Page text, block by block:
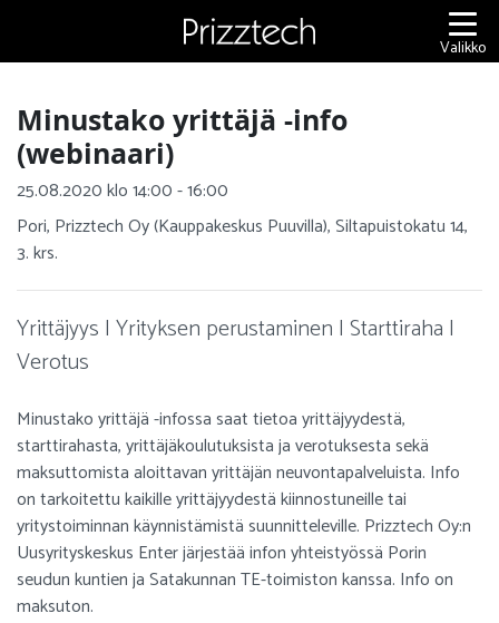
Valikko
Minustako yrittäjä -info
(webinaari)
25.08.2020 klo 14:00 - 16:00
Pori, Prizztech Oy (Kauppakeskus Puuvilla), Siltapuistokatu 14,
3. krs.
Yrittäjyys | Yrityksen perustaminen | Starttiraha |
Verotus
Minustako yrittäjä -infossa saat tietoa yrittäjyydestä,
starttirahasta, yrittäjäkoulutuksista ja verotuksesta sekä
maksuttomista aloittavan yrittäjän neuvontapalveluista. Info
on tarkoitettu kaikille yrittäjyydestä kiinnostuneille tai
yritystoiminnan käynnistämistä suunnitteleville. Prizztech Oy:n
Uusyrityskeskus Enter järjestää infon yhteistyössä Porin
seudun kuntien ja Satakunnan TE-toimiston kanssa. Info on
maksuton.